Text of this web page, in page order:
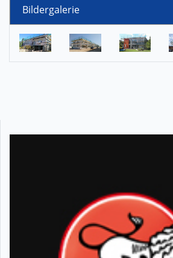
Bildergalerie